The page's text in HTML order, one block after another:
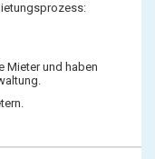
Mieter und haben